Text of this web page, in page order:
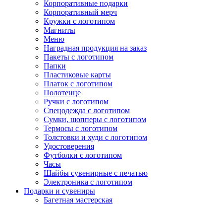
Корпоративные подарки
Корпоративный мерч
Кружки с логотипом
Магниты
Меню
Наградная продукция на заказ
Пакеты с логотипом
Папки
Пластиковые карты
Платок с логотипом
Полотенце
Ручки с логотипом
Спецодежда с логотипом
Сумки, шопперы с логотипом
Термосы с логотипом
Толстовки и худи с логотипом
Удостоверения
Футболки с логотипом
Часы
Шайбы сувенирные с печатью
Электроника с логотипом
Подарки и сувениры
Багетная мастерская